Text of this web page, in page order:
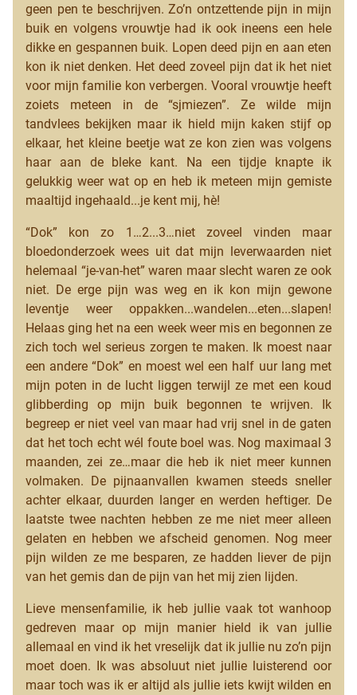
geen pen te beschrijven. Zo’n ontzettende pijn in mijn
buik en volgens vrouwtje had ik ook ineens een hele
dikke en gespannen buik. Lopen deed pijn en aan eten
kon ik niet denken. Het deed zoveel pijn dat ik het niet
voor mijn familie kon verbergen. Vooral vrouwtje heeft
zoiets meteen in de “sjmiezen”. Ze wilde mijn
tandvlees bekijken maar ik hield mijn kaken stijf op
elkaar, het kleine beetje wat ze kon zien was volgens
haar aan de bleke kant. Na een tijdje knapte ik
gelukkig weer wat op en heb ik meteen mijn gemiste
maaltijd ingehaald...je kent mij, hè!
“Dok” kon zo 1…2...3…niet zoveel vinden maar
bloedonderzoek wees uit dat mijn leverwaarden niet
helemaal “je-van-het” waren maar slecht waren ze ook
niet. De erge pijn was weg en ik kon mijn gewone
leventje weer oppakken...wandelen...eten...slapen!
Helaas ging het na een week weer mis en begonnen ze
zich toch wel serieus zorgen te maken. Ik moest naar
een andere “Dok” en moest wel een half uur lang met
mijn poten in de lucht liggen terwijl ze met een koud
glibberding op mijn buik begonnen te wrijven. Ik
begreep er niet veel van maar had vrij snel in de gaten
dat het toch echt wél foute boel was. Nog maximaal 3
maanden, zei ze…maar die heb ik niet meer kunnen
volmaken. De pijnaanvallen kwamen steeds sneller
achter elkaar, duurden langer en werden heftiger. De
laatste twee nachten hebben ze me niet meer alleen
gelaten en hebben we afscheid genomen. Nog meer
pijn wilden ze me besparen, ze hadden liever de pijn
van het gemis dan de pijn van het mij zien lijden.
Lieve mensenfamilie, ik heb jullie vaak tot wanhoop
gedreven maar op mijn manier hield ik van jullie
allemaal en vind ik het vreselijk dat ik jullie nu zo’n pijn
moet doen. Ik was absoluut niet jullie luisterend oor
maar toch was ik er altijd als jullie iets kwijt wilden en